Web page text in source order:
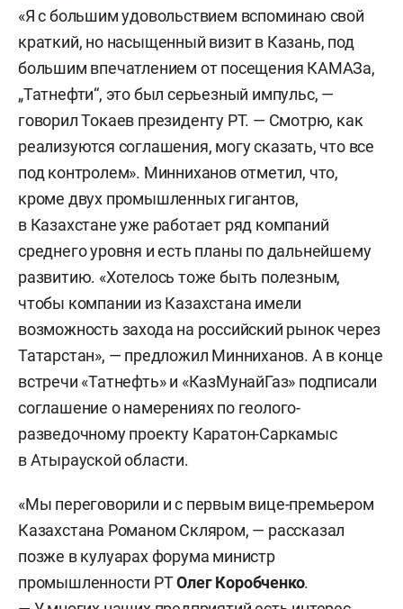
«Я с большим удовольствием вспоминаю свой
краткий, но насыщенный визит в Казань, под
большим впечатлением от посещения КАМАЗа,
„Татнефти“, это был серьезный импульс, —
говорил Токаев президенту РТ. — Смотрю, как
реализуются соглашения, могу сказать, что все
под контролем». Минниханов отметил, что,
кроме двух промышленных гигантов,
в Казахстане уже работает ряд компаний
среднего уровня и есть планы по дальнейшему
развитию. «Хотелось тоже быть полезным,
чтобы компании из Казахстана имели
возможность захода на российский рынок через
Татарстан», — предложил Минниханов. А в конце
встречи «Татнефть» и «КазМунайГаз» подписали
соглашение о намерениях по геолого-
разведочному проекту Каратон-Саркамыс
в Атырауской области.
«Мы переговорили и с первым вице-премьером
Казахстана Романом Скляром, — рассказал
позже в кулуарах форума министр
промышленности РТОлег Коробченко.